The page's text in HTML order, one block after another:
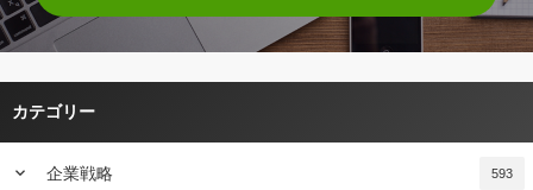
カテゴリー
keyboard_arrow_down 企業戦略 593